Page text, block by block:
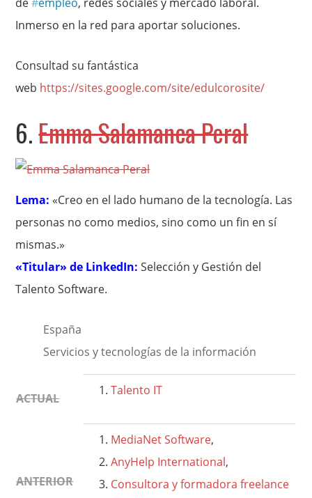
Inmerso en la red para aportar soluciones.
Consultad su fantástica
web https://sites.google.com/site/edulcorosite/
6.Emma Salamanca Peral
Lema: «Creo en el lado humano de la tecnología. Las
personas no como medios, sino como un fin en sí
mismas.»
«Titular» de LinkedIn:Selección y Gestión del
Talento Software.
España
Servicios y tecnologías de la información
ACTUAL
Talento IT
ANTERIOR
MediaNet Software,
AnyHelp International,
Consultora y formadora freelance